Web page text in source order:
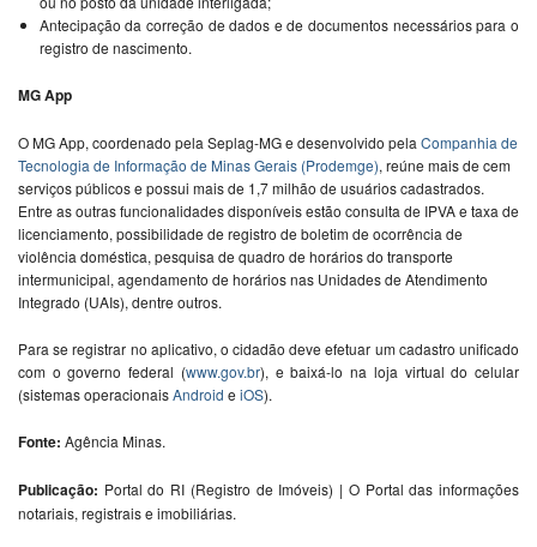
Antecipação da correção de dados e de documentos necessários para o
registro de nascimento.
MG App
O MG App, coordenado pela Seplag-MG e desenvolvido pela Companhia de
Tecnologia de Informação de Minas Gerais (Prodemge), reúne mais de cem
serviços públicos e possui mais de 1,7 milhão de usuários cadastrados.
Entre as outras funcionalidades disponíveis estão consulta de IPVA e taxa de
licenciamento, possibilidade de registro de boletim de ocorrência de
violência doméstica, pesquisa de quadro de horários do transporte
intermunicipal, agendamento de horários nas Unidades de Atendimento
Integrado (UAIs), dentre outros.
Para se registrar no aplicativo, o cidadão deve efetuar um cadastro unificado
com o governo federal (www.gov.br), e baixá-lo na loja virtual do celular
(sistemas operacionaisAndroid e iOS).
Fonte: Agência Minas.
Publicação: Portal do RI (Registro de Imóveis) | O Portal das informações
notariais, registrais e imobiliárias.